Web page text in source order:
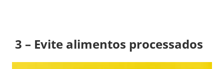
3 – Evite alimentos processados